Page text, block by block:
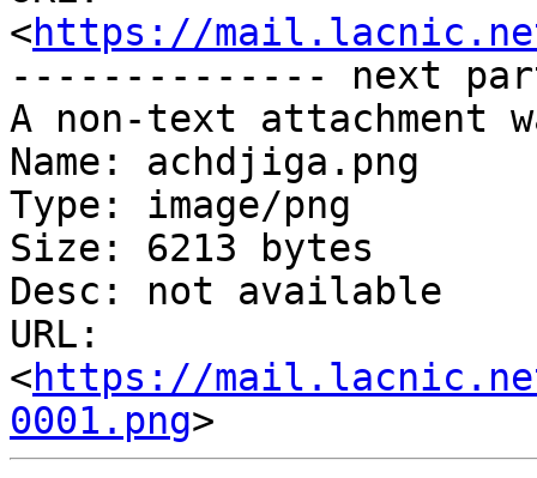
<https://mail.lacnic.net/
-------------- next
A non-text attachment
Name: achdjiga.png
Type: image/png
Size: 6213 bytes
Desc: not available
URL:
<https://mail.lacnic.net/
0001.png